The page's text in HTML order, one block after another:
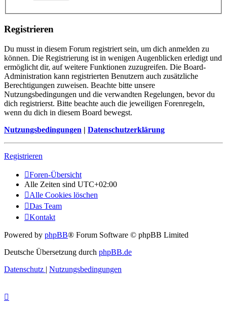
Registrieren
Du musst in diesem Forum registriert sein, um dich anmelden zu
können. Die Registrierung ist in wenigen Augenblicken erledigt und
ermöglicht dir, auf weitere Funktionen zuzugreifen. Die Board-
Administration kann registrierten Benutzern auch zusätzliche
Berechtigungen zuweisen. Beachte bitte unsere
Nutzungsbedingungen und die verwandten Regelungen, bevor du
dich registrierst. Bitte beachte auch die jeweiligen Forenregeln,
wenn du dich in diesem Board bewegst.
Nutzungsbedingungen | Datenschutzerklärung
Registrieren
Foren-Übersicht
Alle Zeiten sind UTC+02:00
Alle Cookies löschen
Das Team
Kontakt
Powered by phpBB® Forum Software © phpBB Limited
Deutsche Übersetzung durch phpBB.de
Datenschutz | Nutzungsbedingungen